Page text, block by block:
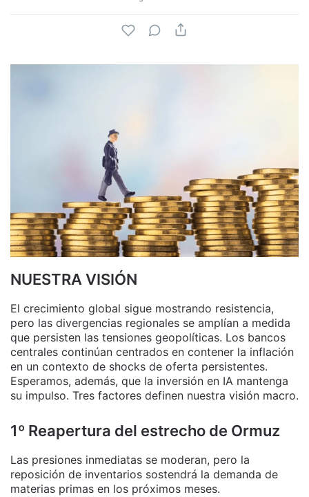
NUESTRA VISIÓN
El crecimiento global sigue mostrando resistencia,
pero las divergencias regionales se amplían a medida
que persisten las tensiones geopolíticas. Los bancos
centrales continúan centrados en contener la inflación
en un contexto de shocks de oferta persistentes.
Esperamos, además, que la inversión en IA mantenga
su impulso. Tres factores definen nuestra visión macro.
1º Reapertura del estrecho de Ormuz
Las presiones inmediatas se moderan, pero la
reposición de inventarios sostendrá la demanda de
materias primas en los próximos meses.